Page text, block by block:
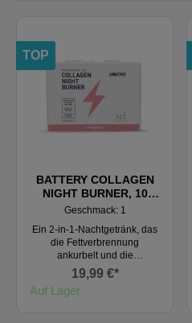
TOP
BATTERY COLLAGEN
NIGHT BURNER, 10
Portionsbeutel
Geschmack: 1
Ein 2-in-1-Nachtgetränk, das
die Fettverbrennung
ankurbelt und die
Hautregeneration während
des Schlafs unterstützt! Die
innovative Nachtformel, die
19,99 €*
Auf Lager